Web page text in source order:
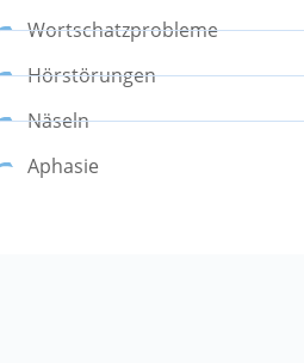
Wortschatzprobleme
Hörstörungen
Näseln
Aphasie